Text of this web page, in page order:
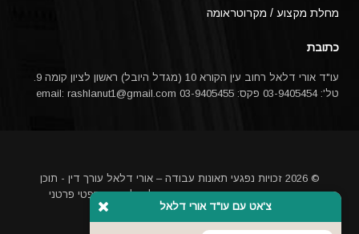
מחלת מקצוע / מקרוטראומה
כתובת
עו"ד אורי דלאל רחוב עין הקורא 10 (מגדל היובל) ראשון לציון קומה 9.
טל': 03-9405454 פקס: 03-9405455 email:
rashlanut1@gmail.com
© 2026 זכויות נפגעי תאונות עבודה – אורי דלאל עורך דין - תוכן
האתר אינו מהווה ייעוץ משפטי או תחליף לייעוץ משפטי פרטני
באמצעות עורך דין
צ'אט עם עו"ד אורי דלאל